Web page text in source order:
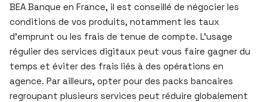
BEA Banque en France, il est conseillé de négocier les
conditions de vos produits, notamment les taux
d’emprunt ou les frais de tenue de compte. L’usage
régulier des services digitaux peut vous faire gagner du
temps et éviter des frais liés à des opérations en
agence. Par ailleurs, opter pour des packs bancaires
regroupant plusieurs services peut réduire globalement